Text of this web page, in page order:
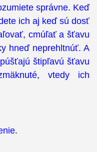
správne. Keď
ich aj keď sú dosť
cmúľať a šťavu
hneď neprehltnúť. A
štipľavú šťavu
vtedy ich